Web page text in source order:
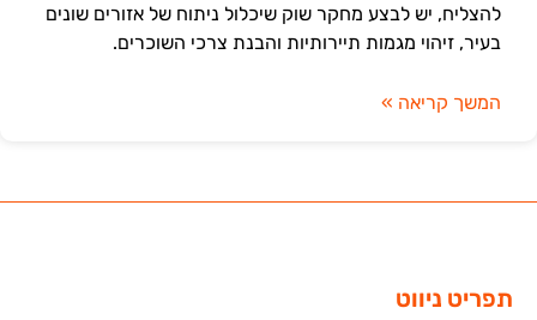
להצליח, יש לבצע מחקר שוק שיכלול ניתוח של אזורים שונים
בעיר, זיהוי מגמות תיירותיות והבנת צרכי השוכרים.
המשך קריאה »
תפריט ניווט